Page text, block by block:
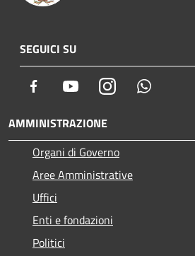
SEGUICI SU
Facebook YoutubeInstagram
AMMINISTRAZIONE
Organi di Governo
Aree Amministrative
Uffici
Enti e fondazioni
Politici